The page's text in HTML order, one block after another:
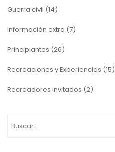
Guerra civil (14)
Información extra (7)
Principiantes (26)
Recreaciones y Experiencias (15)
Recreadores invitados (2)